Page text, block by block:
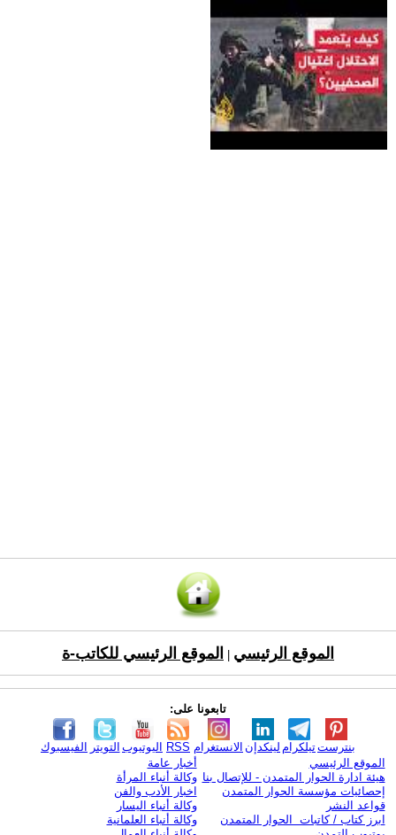
الموقع الرئيسي الموقع الرئيسي للكاتب-ة
تابعونا على:
الفيسبوك التويتر اليوتيوب RSS الانستغرام لينكدإن تيلكرامبنترست
الموقع الرئيسي
هيئة ادارة الحوار المتمدن - للإتصال بنا
إحصائيات مؤسسة الحوار المتمدن
قواعد النشر
ابرز كتاب / كاتبات الحوار المتمدن
أخبار عامة
وكالة أنباء المرأة
اخبار الأدب والفن
وكالة أنباء اليسار
وكالة أنباء العلمانية